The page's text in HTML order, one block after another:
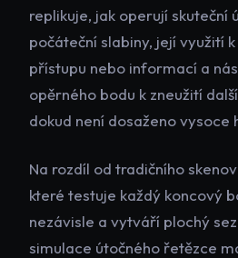
replikuje, jak operují skuteční
počáteční slabiny, její využití
přístupu nebo informací a
opěrného bodu k zneužití
dokud není dosaženo vysoce
Na rozdíl od tradičního
které testuje každý koncový
nezávisle a vytváří plochý
simulace útočného řetězce